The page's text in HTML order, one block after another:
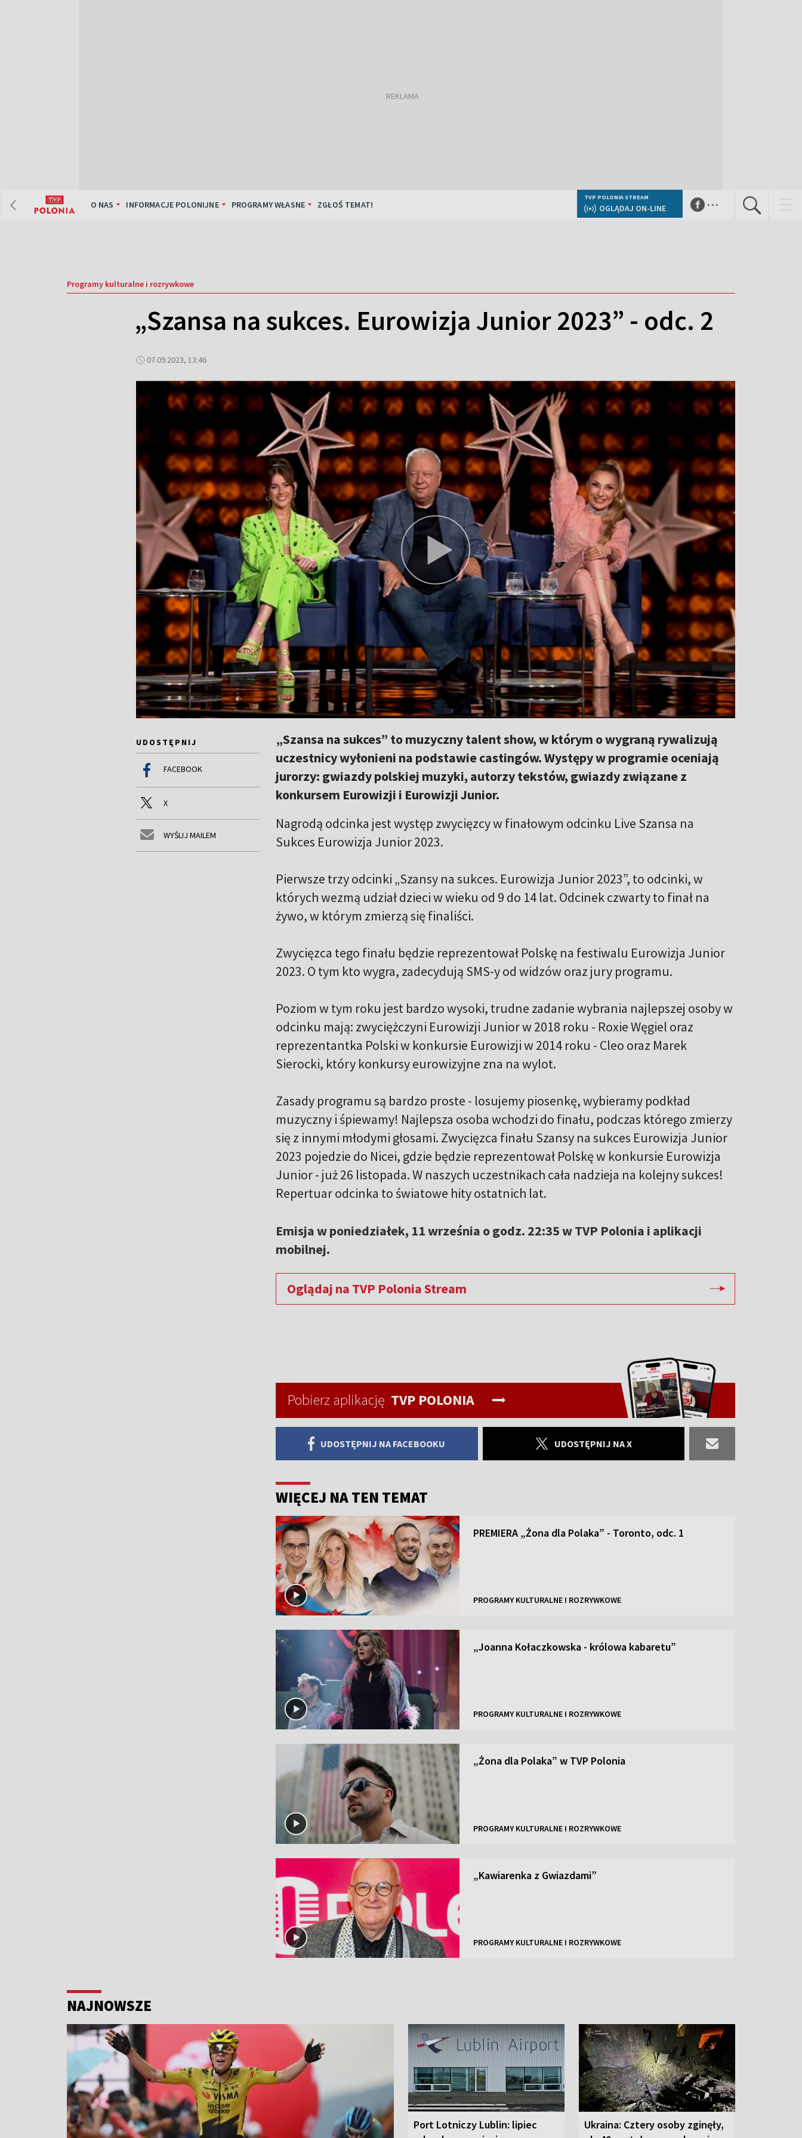
O NAS INFORMACJE POLONIJNE PROGRAMY WŁASNE ZGŁOŚ TEMAT!
TVP POLONIA STREAM
OGLĄDAJ ON-LINE ...
Programy kulturalne i rozrywkowe
„Szansa na sukces. Eurowizja Junior 2023” - odc. 2
07.09.2023, 13:46
UDOSTĘPNIJ
FACEBOOK
X
WYŚLIJ MAILEM
„Szansa na sukces” to muzyczny talent show, w którym o wygraną rywalizują
uczestnicy wyłonieni na podstawie castingów. Występy w programie oceniają
jurorzy: gwiazdy polskiej muzyki, autorzy tekstów, gwiazdy związane z
konkursem Eurowizji i Eurowizji Junior.
Nagrodą odcinka jest występ zwycięzcy w finałowym odcinku Live Szansa na
Sukces Eurowizja Junior 2023.
Pierwsze trzy odcinki „Szansy na sukces. Eurowizja Junior 2023”, to odcinki, w
których wezmą udział dzieci w wieku od 9 do 14 lat. Odcinek czwarty to finał na
żywo, w którym zmierzą się finaliści.
Zwycięzca tego finału będzie reprezentował Polskę na festiwalu Eurowizja Junior
2023. O tym kto wygra, zadecydują SMS-y od widzów oraz jury programu.
Poziom w tym roku jest bardzo wysoki, trudne zadanie wybrania najlepszej osoby w
odcinku mają: zwyciężczyni Eurowizji Junior w 2018 roku - Roxie Węgiel oraz
reprezentantka Polski w konkursie Eurowizji w 2014 roku - Cleo oraz Marek
Sierocki, który konkursy eurowizyjne zna na wylot.
Zasady programu są bardzo proste - losujemy piosenkę, wybieramy podkład
muzyczny i śpiewamy! Najlepsza osoba wchodzi do finału, podczas którego zmierzy
się z innymi młodymi głosami. Zwycięzca finału Szansy na sukces Eurowizja Junior
2023 pojedzie do Nicei, gdzie będzie reprezentował Polskę w konkursie Eurowizja
Junior - już 26 listopada. W naszych uczestnikach cała nadzieja na kolejny sukces!
Repertuar odcinka to światowe hity ostatnich lat.
Emisja w poniedziałek, 11 września o godz. 22:35 w TVP Polonia i aplikacji
mobilnej.
Oglądaj na TVP Polonia Stream
Pobierz aplikację TVP POLONIA
UDOSTĘPNIJ NA FACEBOOKU UDOSTĘPNIJ NA X
WIĘCEJ NA TEN TEMAT
PREMIERA „Żona dla Polaka” - Toronto, odc. 1
PROGRAMY KULTURALNE I ROZRYWKOWE
„Joanna Kołaczkowska - królowa kabaretu”
PROGRAMY KULTURALNE I ROZRYWKOWE
„Żona dla Polaka” w TVP Polonia
PROGRAMY KULTURALNE I ROZRYWKOWE
„Kawiarenka z Gwiazdami”
PROGRAMY KULTURALNE I ROZRYWKOWE
NAJNOWSZE
Port Lotniczy Lublin: lipiec
Ukraina: Cztery osoby zginęły,